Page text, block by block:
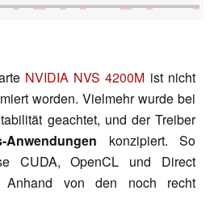
NVIDIA NVS 4200M ist nicht
worden. Vielmehr wurde bei
geachtet, und der Treiber
Anwendungen konzipiert. So
CUDA, OpenCL und Direct
Anhand von den noch recht